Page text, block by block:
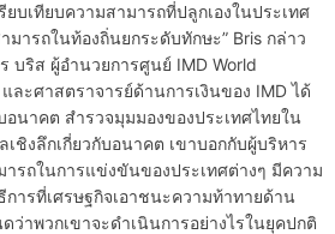
บเทียบความสามารถที่ปลูกเองในประเทศ
ารถในท้องถิ่นยกระดับทักษะ” Bris กล่าว
บริส ผู้อำนวยการศูนย์ IMD World
ละศาสตราจารย์ด้านการเงินของ IMD ได้
อนาคต สำรวจมุมมองของประเทศไทยใน
ชิงลึกเกี่ยวกับอนาคต เขาบอกกับผู้บริหาร
ารถในการแข่งขันของประเทศต่างๆ มีความ
ารที่เศรษฐกิจเอาชนะความท้าทายด้าน
ว่าพวกเขาจะดำเนินการอย่างไรในยุคปกติ